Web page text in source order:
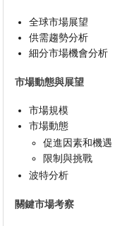
全球市場展望
供需趨勢分析
細分市場機會分析
市場動態與展望
市場規模
市場動態
促進因素和機遇
限制與挑戰
波特分析
關鍵市場考察